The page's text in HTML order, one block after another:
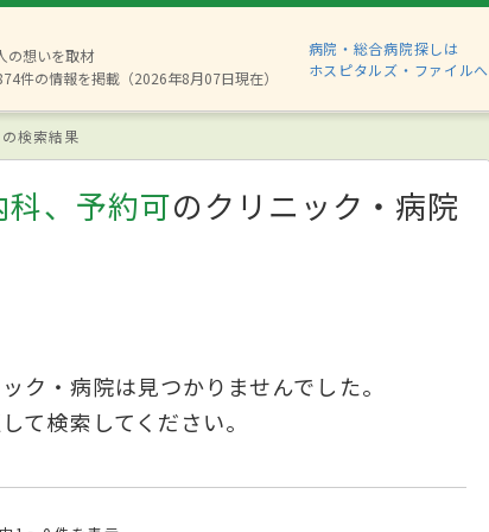
の想いを取材
件の情報を掲載（2026年8月07日現在）
病院・総合病院探しは
ホスピタルズ・ファイルへ
検索結果
、予約可のクリニック・病院
ク・病院は見つかりませんでした。
て検索してください。